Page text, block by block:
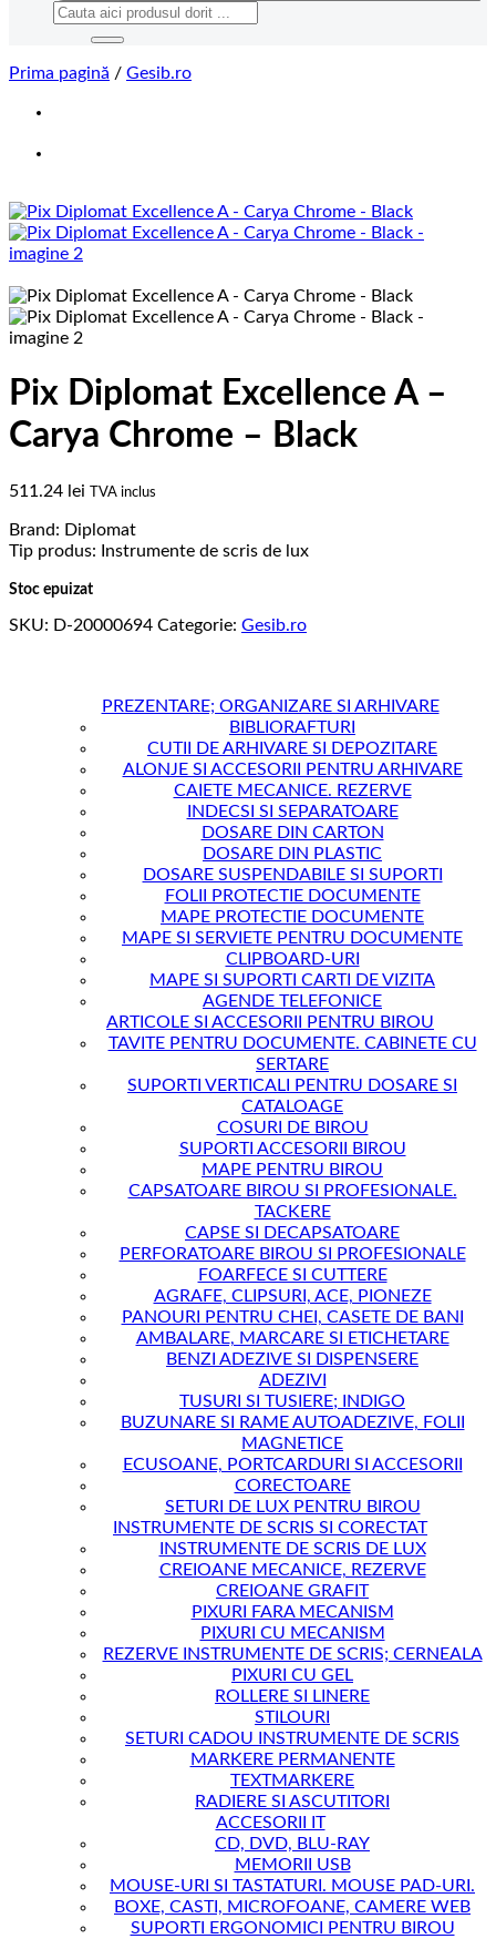
Caută
Prima pagină / Gesib.ro
Pix Diplomat Excellence A –
Carya Chrome – Black
511.24 lei TVA inclus
Brand: Diplomat
Tip produs: Instrumente de scris de lux
Stoc epuizat
SKU: D-20000694 Categorie: Gesib.ro
PREZENTARE; ORGANIZARE SI ARHIVARE
BIBLIORAFTURI
CUTII DE ARHIVARE SI DEPOZITARE
ALONJE SI ACCESORII PENTRU ARHIVARE
CAIETE MECANICE. REZERVE
INDECSI SI SEPARATOARE
DOSARE DIN CARTON
DOSARE DIN PLASTIC
DOSARE SUSPENDABILE SI SUPORTI
FOLII PROTECTIE DOCUMENTE
MAPE PROTECTIE DOCUMENTE
MAPE SI SERVIETE PENTRU DOCUMENTE
CLIPBOARD-URI
MAPE SI SUPORTI CARTI DE VIZITA
AGENDE TELEFONICE
ARTICOLE SI ACCESORII PENTRU BIROU
TAVITE PENTRU DOCUMENTE. CABINETE CU
SERTARE
SUPORTI VERTICALI PENTRU DOSARE SI
CATALOAGE
COSURI DE BIROU
SUPORTI ACCESORII BIROU
MAPE PENTRU BIROU
CAPSATOARE BIROU SI PROFESIONALE.
TACKERE
CAPSE SI DECAPSATOARE
PERFORATOARE BIROU SI PROFESIONALE
FOARFECE SI CUTTERE
AGRAFE, CLIPSURI, ACE, PIONEZE
PANOURI PENTRU CHEI, CASETE DE BANI
AMBALARE, MARCARE SI ETICHETARE
BENZI ADEZIVE SI DISPENSERE
ADEZIVI
TUSURI SI TUSIERE; INDIGO
BUZUNARE SI RAME AUTOADEZIVE, FOLII
MAGNETICE
ECUSOANE, PORTCARDURI SI ACCESORII
CORECTOARE
SETURI DE LUX PENTRU BIROU
INSTRUMENTE DE SCRIS SI CORECTAT
INSTRUMENTE DE SCRIS DE LUX
CREIOANE MECANICE, REZERVE
CREIOANE GRAFIT
PIXURI FARA MECANISM
PIXURI CU MECANISM
REZERVE INSTRUMENTE DE SCRIS; CERNEALA
PIXURI CU GEL
ROLLERE SI LINERE
STILOURI
SETURI CADOU INSTRUMENTE DE SCRIS
MARKERE PERMANENTE
TEXTMARKERE
RADIERE SI ASCUTITORI
ACCESORII IT
CD, DVD, BLU-RAY
MEMORII USB
MOUSE-URI SI TASTATURI. MOUSE PAD-URI.
BOXE, CASTI, MICROFOANE, CAMERE WEB
SUPORTI ERGONOMICI PENTRU BIROU